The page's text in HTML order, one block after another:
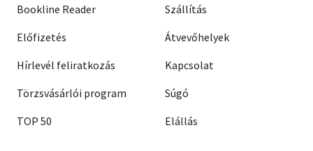
Bookline Reader
Előfizetés
Hírlevél feliratkozás
Törzsvásárlói program
TOP 50
Szállítás
Átvevőhelyek
Kapcsolat
Súgó
Elállás